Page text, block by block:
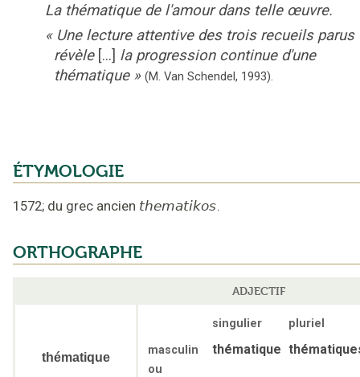
La thématique de l'amour dans telle œuvre.
« Une lecture attentive des trois recueils parus
révèle [...] la progression continue d'une
thématique » (M. Van Schendel, 1993).
ÉTYMOLOGIE
1572; du grec ancien thematikos.
ORTHOGRAPHE
ADJECTIF
thématique
singulier
pluriel
masculin
ou
thématique